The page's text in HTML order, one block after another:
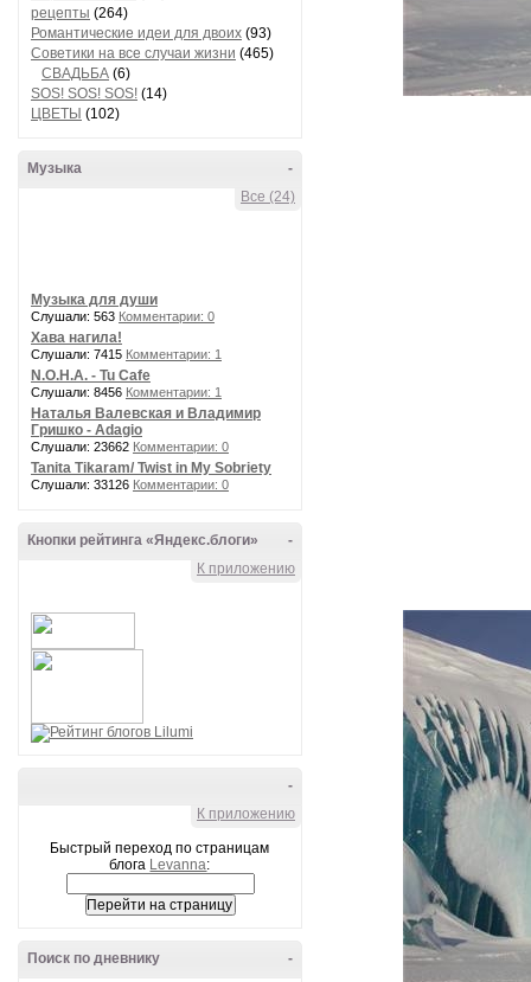
рецепты (264)
Романтические идеи для двоих (93)
Советики на все случаи жизни (465)
СВАДЬБА (6)
SOS! SOS! SOS! (14)
ЦВЕТЫ (102)
-
Музыка
Все (24)
Музыка для души
Слушали: 563 Комментарии: 0
Хава нагила!
Слушали: 7415 Комментарии: 1
N.O.H.A. - Tu Cafe
Слушали: 8456 Комментарии: 1
Наталья Валевская и Владимир
Гришко - Adagio
Слушали: 23662 Комментарии: 0
Tanita Tikaram/ Twist in My Sobriety
Слушали: 33126 Комментарии: 0
-
Кнопки рейтинга «Яндекс.блоги»
К приложению
-
К приложению
Быстрый переход по страницам
блога Levanna:
-
Поиск по дневнику